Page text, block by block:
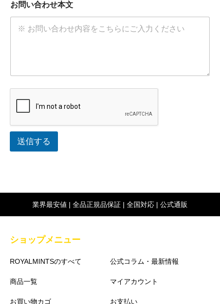
お問い合わせ本文
送信する
業界最安値 | 全品正規品保証 | 全国対応 | 公式通販
ショップメニュー
ROYALMINTSのすべて 公式コラム・最新情報
商品一覧 マイアカウント
お買い物カゴ お支払い